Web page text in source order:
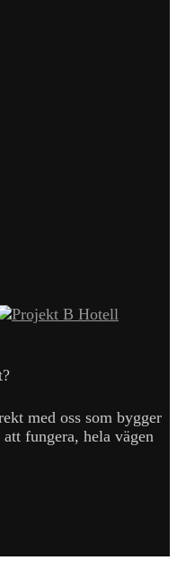
Hotell
med oss som bygger
fungera, hela vägen